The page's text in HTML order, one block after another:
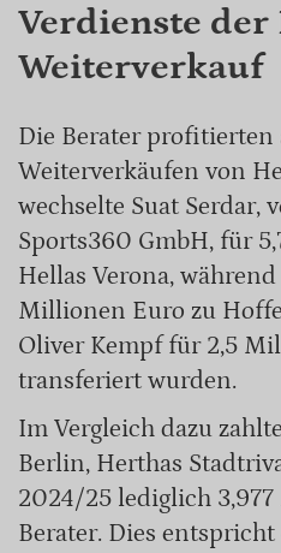
Verdienste
Weiterverkauf
Die Berater profitierten
Weiterverkäufen von
wechselte Suat Serdar,
Sports360 GmbH, für
Hellas Verona,
Millionen Euro zu
Oliver Kempf für 2,5
transferiert wurden.
Im Vergleich dazu
Berlin, Herthas
2024/25 lediglich
Berater. Dies